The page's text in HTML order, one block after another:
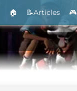
🏠 📝Articles